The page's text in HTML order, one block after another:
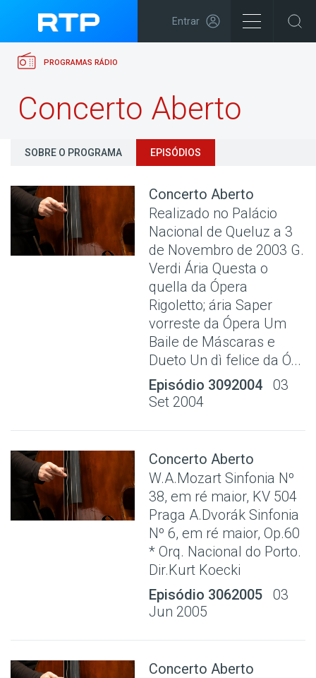
Entrar
PROGRAMAS RÁDIO
Concerto Aberto
SOBRE O PROGRAMA EPISÓDIOS
Concerto Aberto
Realizado no Palácio
Nacional de Queluz a 3
de Novembro de 2003 G.
Verdi Ária Questa o
quella da Ópera
Rigoletto; ária Saper
vorreste da Ópera Um
Baile de Máscaras e
Dueto Un dì felice da Ó...
Episódio 3092004
03
Set 2004
Concerto Aberto
W.A.Mozart Sinfonia Nº
38, em ré maior, KV 504
Praga A.Dvorák Sinfonia
Nº 6, em ré maior, Op.60
* Orq. Nacional do Porto.
Dir.Kurt Koecki
Episódio 3062005
03
Jun 2005
Concerto Aberto